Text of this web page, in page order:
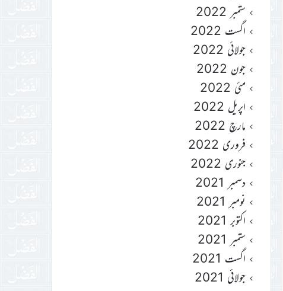
ستمبر 2022
اگست 2022
جولائی 2022
جون 2022
مئی 2022
اپریل 2022
مارچ 2022
فروری 2022
جنوری 2022
دسمبر 2021
نومبر 2021
اکتوبر 2021
ستمبر 2021
اگست 2021
جولائی 2021